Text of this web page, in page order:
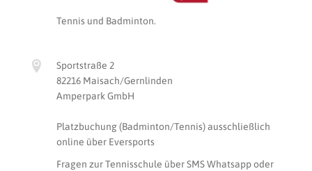
Tennis und Badminton.
Sportstraße 2
82216 Maisach/Gernlinden
Amperpark GmbH
Platzbuchung (Badminton/Tennis) ausschließlich
online über Eversports
Fragen zur Tennisschule über SMS Whatsapp oder